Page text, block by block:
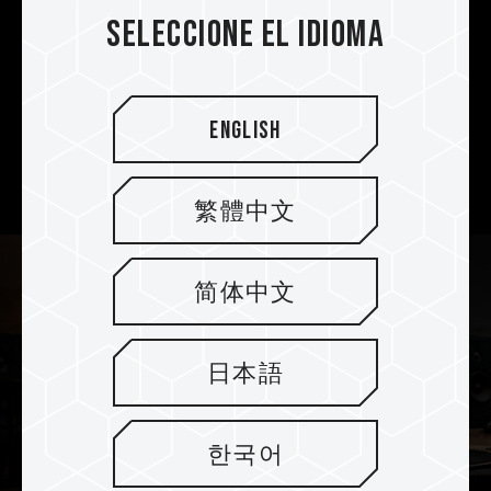
El disipador de calor de grafeno ultrafino
del calor resultado del alto rendimiento. Permite
un funcionamiento estable del sistema y una
experiencia sin preocupaciones para los
creadores que trabajan largas horas.
Seleccione el idioma
English
繁體中文
简体中文
日本語
한국어